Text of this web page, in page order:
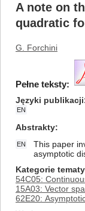
A note on
quadratic
G. Forchini
Pełne teksty:
Języki publikacji
EN
Abstrakty
EN
This paper
asymptotic
Kategorie
54C05:
15A03: Vector
62E20: